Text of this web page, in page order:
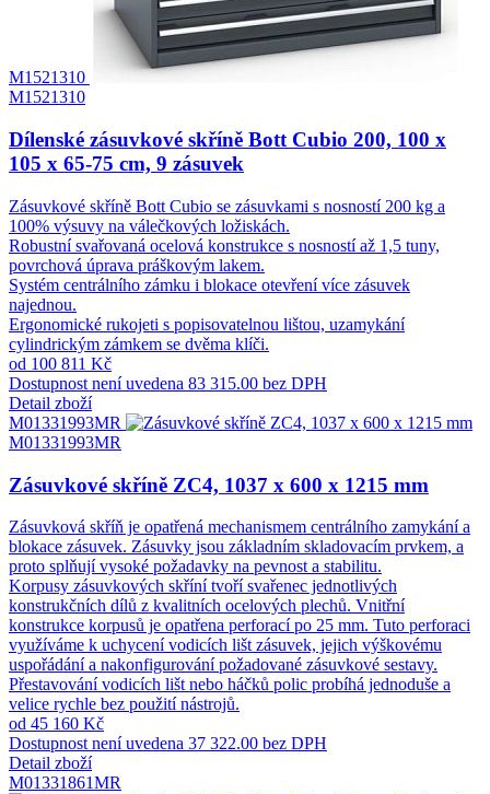
M1521310
M1521310
Dílenské zásuvkové skříně Bott Cubio 200, 100 x
105 x 65-75 cm, 9 zásuvek
Zásuvkové skříně Bott Cubio se zásuvkami s nosností 200 kg a
100% výsuvy na válečkových ložiskách.
Robustní svařovaná ocelová konstrukce s nosností až 1,5 tuny,
povrchová úprava práškovým lakem.
Systém centrálního zámku i blokace otevření více zásuvek
najednou.
Ergonomické rukojeti s popisovatelnou lištou, uzamykání
cylindrickým zámkem se dvěma klíči.
od 100 811 Kč
Dostupnost není uvedena 83 315.00 bez DPH
Detail zboží
M01331993MR
M01331993MR
Zásuvkové skříně ZC4, 1037 x 600 x 1215 mm
Zásuvková skříň je opatřená mechanismem centrálního zamykání a
blokace zásuvek. Zásuvky jsou základním skladovacím prvkem, a
proto splňují vysoké požadavky na pevnost a stabilitu.
Korpusy zásuvkových skříní tvoří svařenec jednotlivých
konstrukčních dílů z kvalitních ocelových plechů. Vnitřní
konstrukce korpusů je opatřena perforací po 25 mm. Tuto perforaci
využíváme k uchycení vodicích lišt zásuvek, jejich výškovému
uspořádání a nakonfigurování požadované zásuvkové sestavy.
Přestavování vodicích lišt nebo háčků polic probíhá jednoduše a
velice rychle bez použití nástrojů.
od 45 160 Kč
Dostupnost není uvedena 37 322.00 bez DPH
Detail zboží
M01331861MR